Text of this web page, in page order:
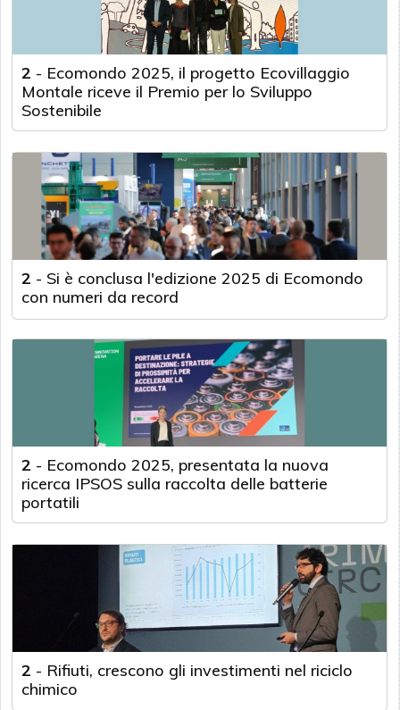
2 - Ecomondo 2025, il progetto Ecovillaggio
Montale riceve il Premio per lo Sviluppo
Sostenibile
2 - Si è conclusa l'edizione 2025 di Ecomondo
con numeri da record
2 - Ecomondo 2025, presentata la nuova
ricerca IPSOS sulla raccolta delle batterie
portatili
2 - Rifiuti, crescono gli investimenti nel riciclo
chimico